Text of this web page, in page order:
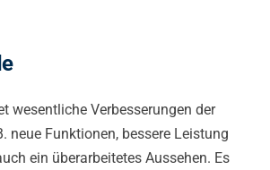
wesentliche Verbesserungen der
neue Funktionen, bessere Leistung
ein überarbeitetes Aussehen. Es